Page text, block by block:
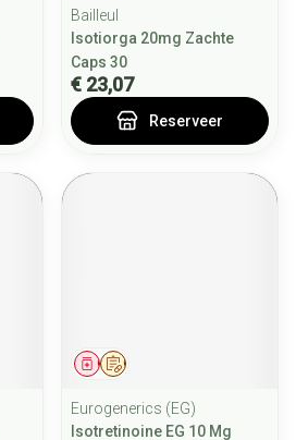
Bailleul
Isotiorga 20mg Zachte
Caps 30
€ 23,07
Reserveer
Op voorschrift
Geneesmiddel
Eurogenerics (EG)
Isotretinoine EG 10 Mg